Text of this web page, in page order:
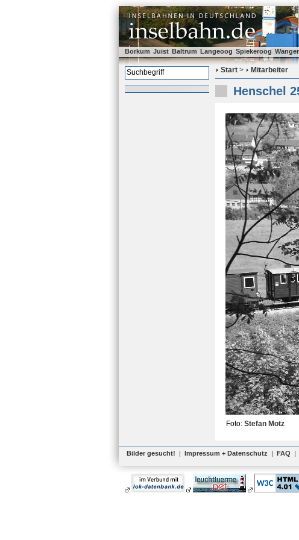
Borkum Juist Baltrum Langeoog Spiekeroog
Start > Mitarbeiter
Henschel
Foto: Stefan Motz
Bilder gesucht! | Impressum + Datenschutz | FAQ |